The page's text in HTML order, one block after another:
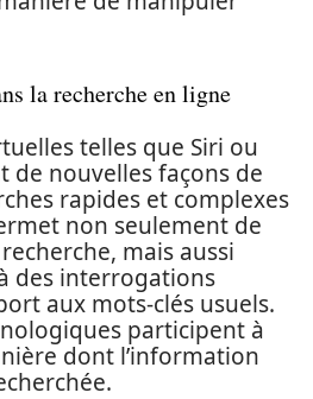
la recherche en ligne
telles que Siri ou
de nouvelles façons de
rapides et complexes
non seulement de
mais aussi
des interrogations
aux mots-clés usuels.
participent à
dont l’information